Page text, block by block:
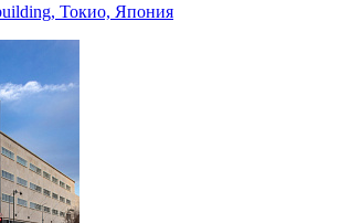
Токио, Япония